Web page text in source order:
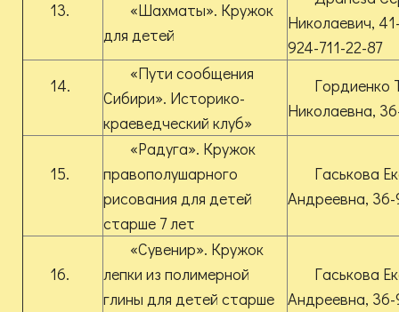
13.
«Шахматы». Кружок
для детей
Николаевич,
924-711-22-87
14.
«Пути сообщения
Сибири». Историко-
краеведческий клуб»
Гордиенко
Николаевна,
15.
«Радуга». Кружок
правополушарного
рисования для детей
старше 7 лет
Гаськова
Андреевна,
16.
«Сувенир». Кружок
лепки из полимерной
глины для детей старше
Гаськова
Андреевна,